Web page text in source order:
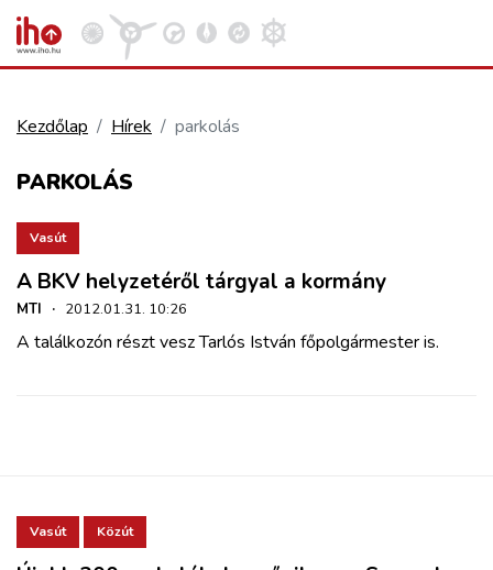
KÖZÚT
REPÜLÉS
HAJÓZÁS
Kezdőlap Hírek parkolás
PARKOLÁS
Vasút
A BKV helyzetéről tárgyal a kormány
MTI · 2012.01.31. 10:26
A találkozón részt vesz Tarlós István főpolgármester is.
Vasút Közút